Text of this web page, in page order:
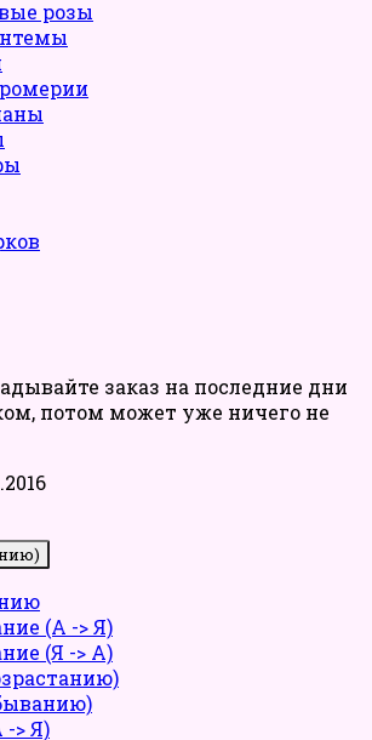
розы
заказ на последние дни
потом может уже ничего не
(А -> Я)
(Я -> А)
> Я)